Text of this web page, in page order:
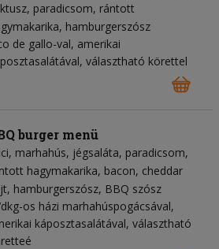
paradicsom rántott
hamburgerszósz
de gallo-val, amerikai
választható körettel
burger menü
marhahús jégsaláta paradicsom
hagymakarika bacon cheddar
hamburgerszósz BBQ szósz
os házi marhahúspogácsával,
káposztasalátával, választható